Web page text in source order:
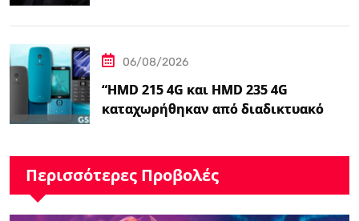
06/08/2026
“HMD 215 4G και HMD 235 4G
καταχωρήθηκαν από διαδικτυακό
Περισσότερες Προβολές